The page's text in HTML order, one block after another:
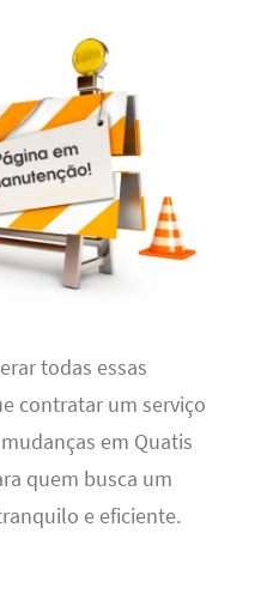
todas essas
contratar um serviço
em Quatis
quem busca um
e eficiente.